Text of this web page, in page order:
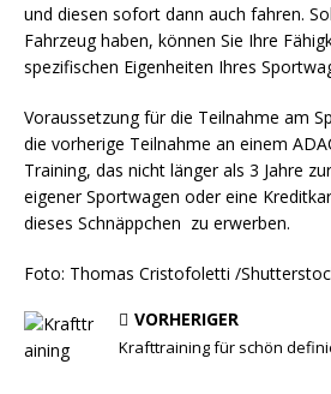
und diesen sofort dann auch fahren.
Fahrzeug haben, können Sie Ihre
spezifischen Eigenheiten Ihres
Voraussetzung für die Teilnahme am
die vorherige Teilnahme an einem
Training, das nicht länger als 3 Jahre
eigener Sportwagen oder eine
dieses Schnäppchen zu erwerben.
Foto: Thomas Cristofoletti /
VORHERIGER
Krafttraining für schön